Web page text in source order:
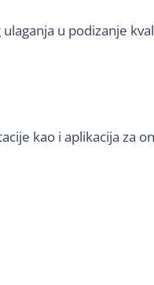
u podizanje
kao i aplikacija za